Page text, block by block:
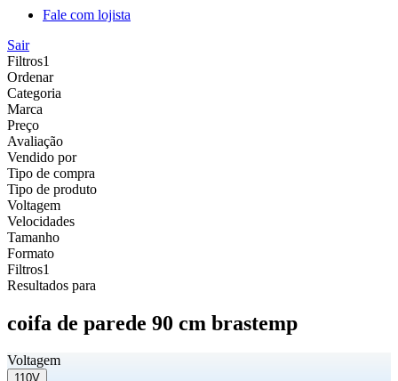
Fale com lojista
Sair
Filtros1
Ordenar
Categoria
Marca
Preço
Avaliação
Vendido por
Tipo de compra
Tipo de produto
Voltagem
Velocidades
Tamanho
Formato
Filtros1
Resultados para
coifa de parede 90 cm brastemp
Voltagem
110V